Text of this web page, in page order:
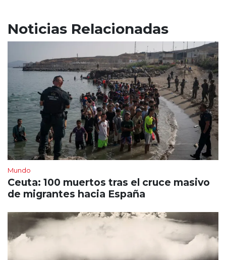
Noticias Relacionadas
Mundo
Ceuta: 100 muertos tras el cruce masivo
de migrantes hacia España